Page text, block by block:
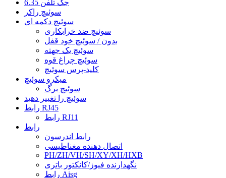
6.35 جک تلفن
سوئیچ راکر
سوئیچ دکمه ای
سوئیچ ضد خرابکاری
بدون / سوئیچ خود قفل
سوئیچ یک جهته
سوئیچ چراغ قوه
کلید-پرس سوئیچ
میکرو سوئیچ
سوئیچ برگ
سوئیچ را تغییر دهید
رابط RJ45
رابط RJ11
رابط
رابط اندرسون
اتصال دهنده مغناطیسی
PH/ZH/VH/SH/XY/XH/HXB
نگهدارنده فیوز/کانکتور باتری
رابط Aisg